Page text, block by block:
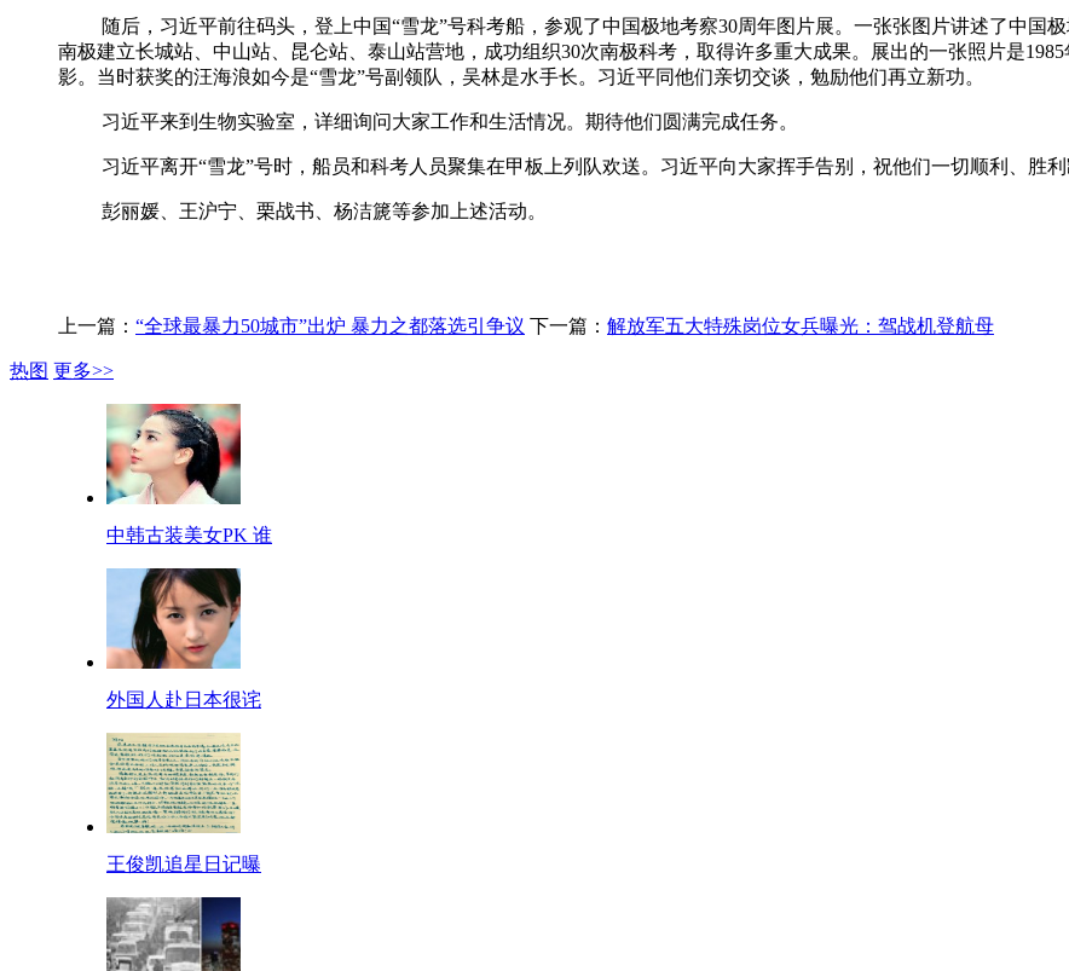
随后，习近平前往码头，登上中国“雪龙”号科考船，参观了中国极地考察30周年图片展。一张张图片讲述了中国
南极建立长城站、中山站、昆仑站、泰山站营地，成功组织30次南极科考，取得许多重大成果。展出的一张照片是
影。当时获奖的汪海浪如今是“雪龙”号副领队，吴林是水手长。习近平同他们亲切交谈，勉励他们再立新功。
习近平来到生物实验室，详细询问大家工作和生活情况。期待他们圆满完成任务。
习近平离开“雪龙”号时，船员和科考人员聚集在甲板上列队欢送。习近平向大家挥手告别，祝他们一切顺利、胜利
彭丽媛、王沪宁、栗战书、杨洁篪等参加上述活动。
上一篇： “全球最暴力50城市”出炉 暴力之都落选引争议 下一篇： 解放军五大特殊岗位女兵曝光：驾战机登航母
热图 更多>>
中韩古装美女PK 谁
外国人赴日本很诧
王俊凯追星日记曝